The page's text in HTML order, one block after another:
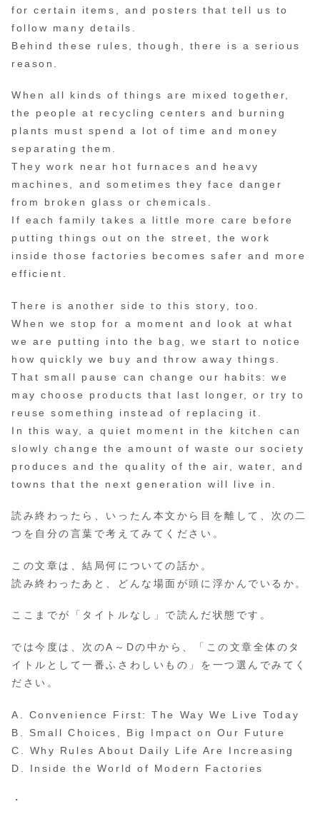
for certain items, and posters that tell us to
follow many details.
Behind these rules, though, there is a serious
reason.
When all kinds of things are mixed together,
the people at recycling centers and burning
plants must spend a lot of time and money
separating them.
They work near hot furnaces and heavy
machines, and sometimes they face danger
from broken glass or chemicals.
If each family takes a little more care before
putting things out on the street, the work
inside those factories becomes safer and more
efficient.
There is another side to this story, too.
When we stop for a moment and look at what
we are putting into the bag, we start to notice
how quickly we buy and throw away things.
That small pause can change our habits: we
may choose products that last longer, or try to
reuse something instead of replacing it.
In this way, a quiet moment in the kitchen can
slowly change the amount of waste our society
produces and the quality of the air, water, and
towns that the next generation will live in.
読み終わったら、いったん本文から目を離して、次の二
つを自分の言葉で考えてみてください。
この文章は、結局何についての話か。
読み終わったあと、どんな場面が頭に浮かんでいるか。
ここまでが「タイトルなし」で読んだ状態です。
では今度は、次のA～Dの中から、「この文章全体のタ
イトルとして一番ふさわしいもの」を一つ選んでみてく
ださい。
A. Convenience First: The Way We Live Today
B. Small Choices, Big Impact on Our Future
C. Why Rules About Daily Life Are Increasing
D. Inside the World of Modern Factories
・